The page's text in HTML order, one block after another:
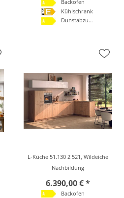
Backofen
Kühlschrank
Dunstabzugshaube
L-Küche 51.130 2 521, Wildeiche
Nachbildung
6.390,00 € *
Backofen